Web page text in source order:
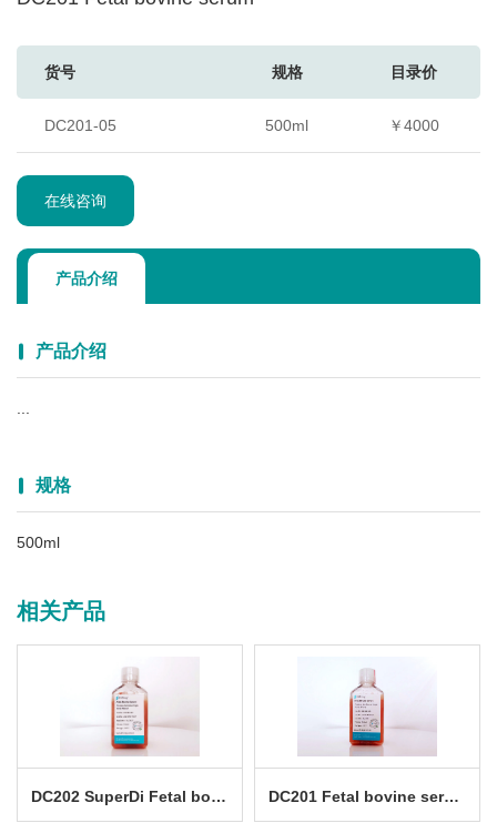
货号 规格 目录价
DC201-05 500ml ￥4000
在线咨询
产品介绍
产品介绍
规格
500ml
相关产品
DC202 SuperDi Fetal bovine serum DC201 Fetal bovine serum